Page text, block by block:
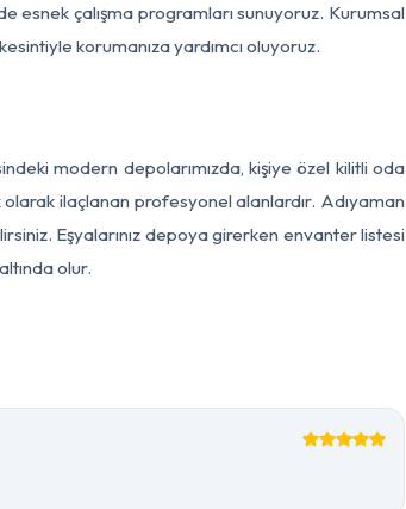
çalışma programları sunuyoruz. Kurumsal
korumanıza yardımcı oluyoruz.
modern depolarımızda, kişiye özel kilitli oda
ilaçlanan profesyonel alanlardır. Adıyaman
Eşyalarınız depoya girerken envanter listesi
olur.